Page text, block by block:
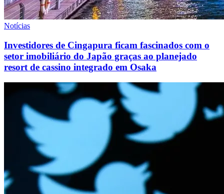
Notícias
Investidores de Cingapura ficam fascinados com o
setor imobiliário do Japão graças ao planejado
resort de cassino integrado em Osaka